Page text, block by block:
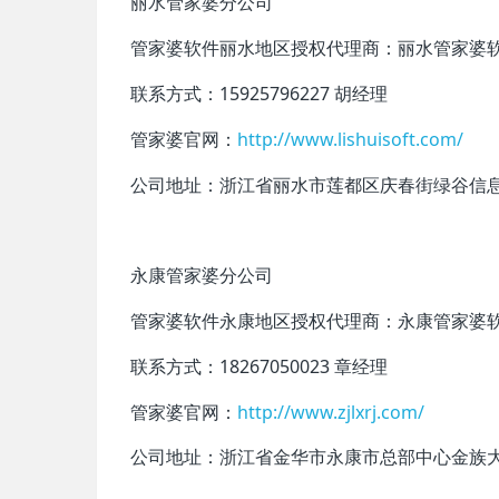
管家婆软件丽水地区授权代理商： 丽水管家婆
联系方式：15925796227 胡经理
管家婆官网： http://www.lishuisoft.com/
公司地址：浙江省丽水市莲都区庆春街绿谷信
永康管家婆分公司
管家婆软件永康地区授权代理商：永康管家婆
联系方式：18267050023 章经理
管家婆官网： http://www.zjlxrj.com/
公司地址：浙江省金华市永康市总部中心金族